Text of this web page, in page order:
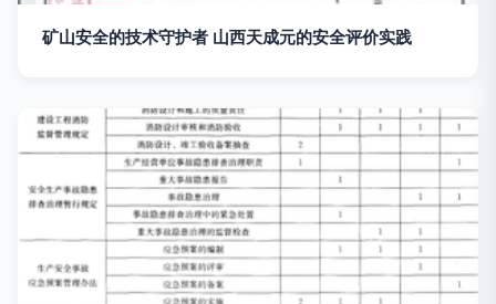
矿山安全的技术守护者 山西天成元的安全评价实践